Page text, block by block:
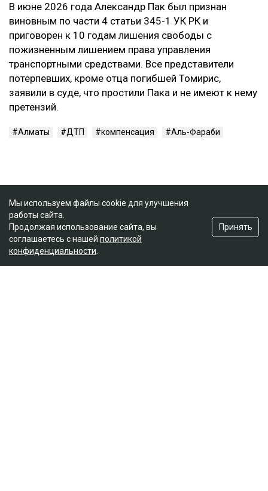
В июне 2026 года Александр Пак был признан
виновным по части 4 статьи 345-1 УК РК и
приговорен к 10 годам лишения свободы с
пожизненным лишением права управления
транспортными средствами. Все представители
потерпевших, кроме отца погибшей Томирис,
заявили в суде, что простили Пака и не имеют к нему
претензий.
Алматы ДТП компенсация Аль-Фараби
Мы используем файлы cookie для улучшения
работы сайта.
Продолжая использование сайта, вы
соглашаетесь с нашей политикой
конфиденциальности
Принять